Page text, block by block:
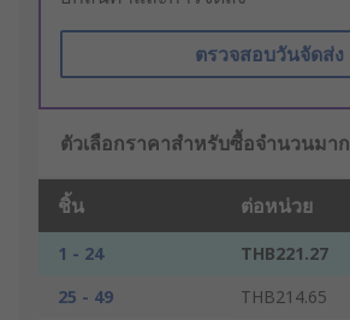
ตรวจสอบวันจัดส่ง
ตัวเลือกราคาสำหรับซื้อจำนวนมาก
ชิ้น ต่อหน่วย
1 - 24
THB221.27
25 - 49
THB214.65